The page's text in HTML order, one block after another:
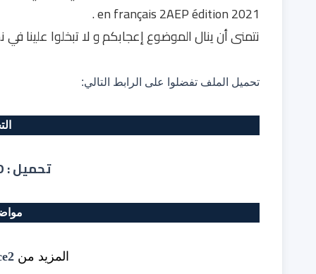
en français 2AEP édition 2021 .
نتمنى أن ينال الموضوع إعجابكم و لا تبخلوا علينا
تحميل الملف تفضلوا على الرابط التالي:
تحميل :
المزيد من